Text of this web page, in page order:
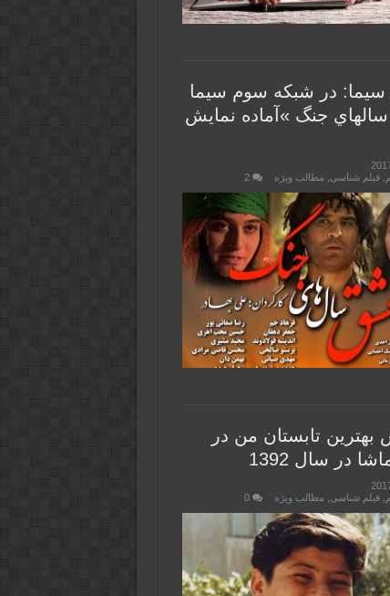
در شبکه سوم سيما
جنگ »آماده نمايش
فیلم شناسی مطالب ویژه 2
بهترین تابستان من در
در سال 1392
فیلم شناسی مطالب ویژه 0